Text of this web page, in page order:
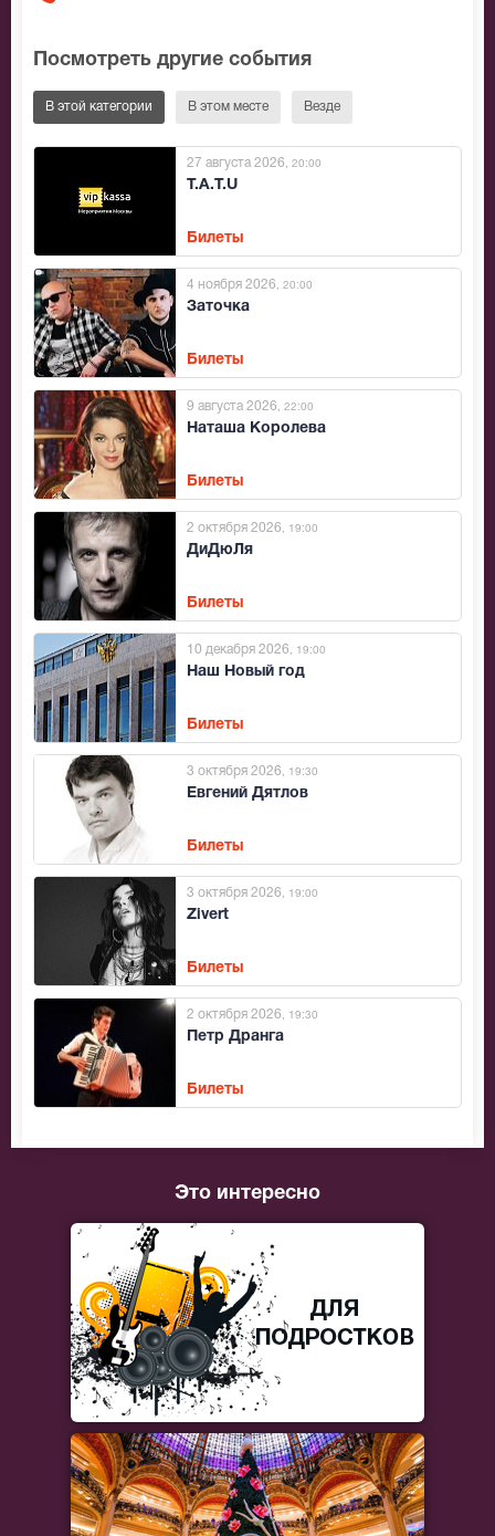
Посмотреть другие события
В этой категории В этом месте Везде
T.A.T.U
27 августа 2026 , 20:00
Билеты
Заточка
4 ноября 2026 , 20:00
Билеты
Наташа Королева
9 августа 2026 , 22:00
Билеты
ДиДюЛя
2 октября 2026 , 19:00
Билеты
Наш Новый год
10 декабря 2026 , 19:00
Билеты
Евгений Дятлов
3 октября 2026 , 19:30
Билеты
Zivert
3 октября 2026 , 19:00
Билеты
Петр Дранга
2 октября 2026 , 19:30
Билеты
Это интересно